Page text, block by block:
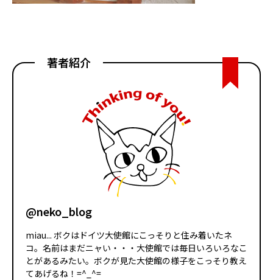
著者紹介
@neko_blog
miau... ボクはドイツ大使館にこっそりと住み着いたネ
コ。名前はまだニャい・・・大使館では毎日いろいろなこ
とがあるみたい。ボクが見た大使館の様子をこっそり教え
てあげるね！=^_^=